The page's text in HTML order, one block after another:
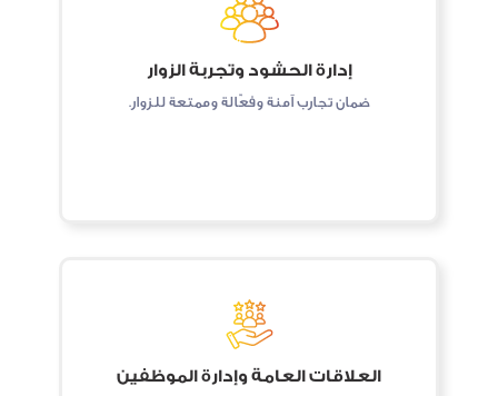
إدارة الحشود وتجربة الزوار
ضمان تجارب آمنة وفعّالة وممتعة للزوار.
العلاقات العامة وإدارة الموظفين